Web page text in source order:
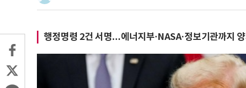
행정명령 2건 서명…에너지부·NASA·정보기관까지